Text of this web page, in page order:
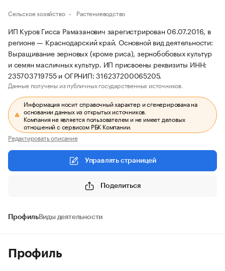
Сельское хозяйство Растениеводство
ИП Куров Гисса Рамазанович зарегистрирован 06.07.2016, в
регионе — Краснодарский край. Основной вид деятельности:
Выращивание зерновых (кроме риса), зернобобовых культур
и семян масличных культур. ИП присвоены реквизиты ИНН:
235703719755 и ОГРНИП: 316237200065205.
Данные получены из публичных государственных источников.
Информация носит справочный характер и сгенерирована на
основании данных из открытых источников.
Компания не является пользователем и не имеет деловых
отношений с сервисом РБК Компании.
Редактировать описание
Управлять страницей
Поделиться
ПрофильВиды деятельности
Профиль